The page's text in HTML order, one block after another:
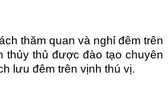
thăm quan và nghỉ đêm trên
thủy thủ được đào tạo chuyên
lưu đêm trên vịnh thú vị.